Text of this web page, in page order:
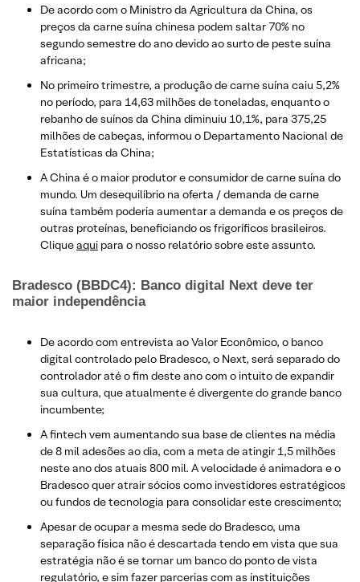
De acordo com o Ministro da Agricultura da China, os
preços da carne suína chinesa podem saltar 70% no
segundo semestre do ano devido ao surto de peste suína
africana;
No primeiro trimestre, a produção de carne suína caiu 5,2%
no período, para 14,63 milhões de toneladas, enquanto o
rebanho de suínos da China diminuiu 10,1%, para 375,25
milhões de cabeças, informou o Departamento Nacional de
Estatísticas da China;
A China é o maior produtor e consumidor de carne suína do
mundo. Um desequilíbrio na oferta / demanda de carne
suína também poderia aumentar a demanda e os preços de
outras proteínas, beneficiando os frigoríficos brasileiros.
Cliqueaqui para o nosso relatório sobre este assunto.
Bradesco (BBDC4): Banco digital Next deve ter
maior independência
De acordo com entrevista ao Valor Econômico, o banco
digital controlado pelo Bradesco, o Next, será separado do
controlador até o fim deste ano com o intuito de expandir
sua cultura, que atualmente é divergente do grande banco
incumbente;
A fintech vem aumentando sua base de clientes na média
de 8 mil adesões ao dia, com a meta de atingir 1,5 milhões
neste ano dos atuais 800 mil. A velocidade é animadora e o
Bradesco quer atrair sócios como investidores estratégicos
ou fundos de tecnologia para consolidar este crescimento;
Apesar de ocupar a mesma sede do Bradesco, uma
separação física não é descartada tendo em vista que sua
estratégia não é se tornar um banco do ponto de vista
regulatório, e sim fazer parcerias com as instituições